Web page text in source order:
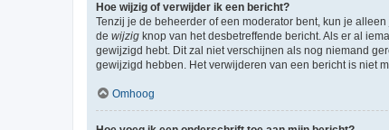
Hoe wijzig of verwijder ik een bericht?
Tenzij je de beheerder of een moderator bent, kun je
de wijzig knop van het desbetreffende bericht. Als er al
gewijzigd hebt. Dit zal niet verschijnen als nog niemand
gewijzigd hebben. Het verwijderen van een bericht is niet
Omhoog